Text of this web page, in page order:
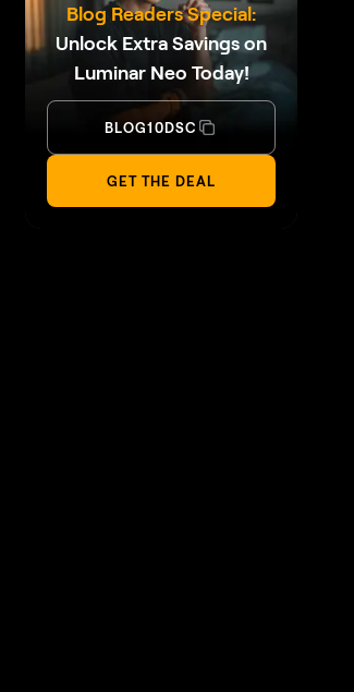
Blog Readers Special:
Unlock Extra Savings on
Luminar Neo Today!
BLOG10DSC
GET THE DEAL